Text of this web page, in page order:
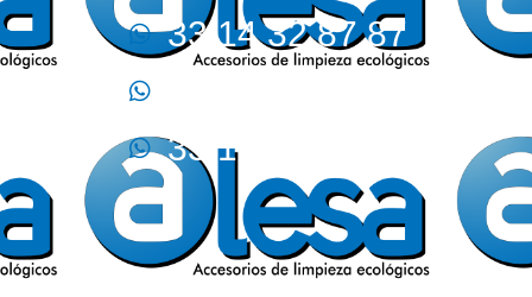
33 14 32 87 87
33 17 09 05 70